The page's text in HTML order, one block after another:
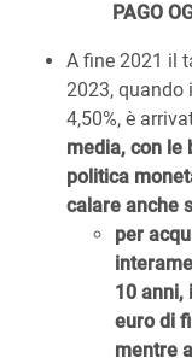
PAGO
A fine 2021 il
2023, quando
4,50%, è
media, con le
politica
calare anche
per
10 anni,
euro di
mentre